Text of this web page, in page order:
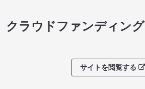
クラウドファンディング
サイトを閲覧する